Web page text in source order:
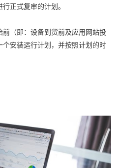
正式复审的计划。
（即：设备到货前及应用网站投
个安装运行计划，并按照计划的时